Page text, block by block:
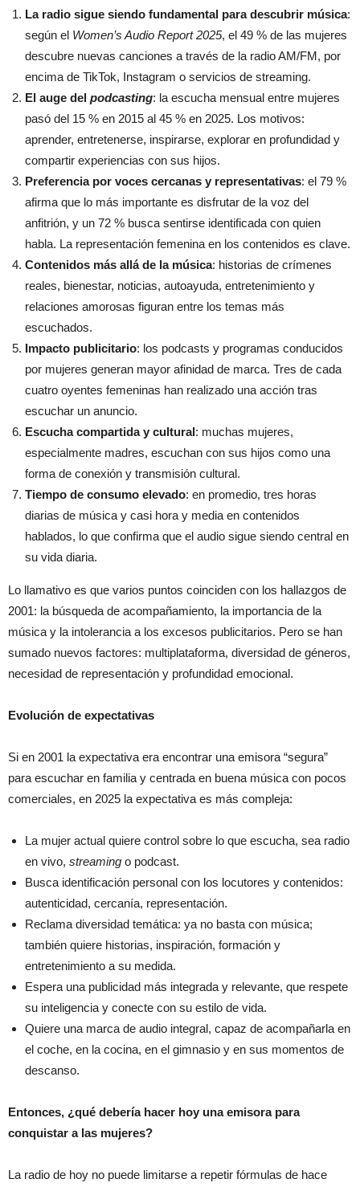
La radio sigue siendo fundamental para descubrir música:
según el Women’s Audio Report 2025, el 49 % de las mujeres
descubre nuevas canciones a través de la radio AM/FM, por
encima de TikTok, Instagram o servicios de streaming.
El auge del podcasting: la escucha mensual entre mujeres
pasó del 15 % en 2015 al 45 % en 2025. Los motivos:
aprender, entretenerse, inspirarse, explorar en profundidad y
compartir experiencias con sus hijos.
Preferencia por voces cercanas y representativas: el 79 %
afirma que lo más importante es disfrutar de la voz del
anfitrión, y un 72 % busca sentirse identificada con quien
habla. La representación femenina en los contenidos es clave.
Contenidos más allá de la música: historias de crímenes
reales, bienestar, noticias, autoayuda, entretenimiento y
relaciones amorosas figuran entre los temas más
escuchados.
Impacto publicitario: los podcasts y programas conducidos
por mujeres generan mayor afinidad de marca. Tres de cada
cuatro oyentes femeninas han realizado una acción tras
escuchar un anuncio.
Escucha compartida y cultural: muchas mujeres,
especialmente madres, escuchan con sus hijos como una
forma de conexión y transmisión cultural.
Tiempo de consumo elevado: en promedio, tres horas
diarias de música y casi hora y media en contenidos
hablados, lo que confirma que el audio sigue siendo central en
su vida diaria.
Lo llamativo es que varios puntos coinciden con los hallazgos de
2001: la búsqueda de acompañamiento, la importancia de la
música y la intolerancia a los excesos publicitarios. Pero se han
sumado nuevos factores: multiplataforma, diversidad de géneros,
necesidad de representación y profundidad emocional.
Evolución de expectativas
Si en 2001 la expectativa era encontrar una emisora “segura”
para escuchar en familia y centrada en buena música con pocos
comerciales, en 2025 la expectativa es más compleja:
La mujer actual quiere control sobre lo que escucha, sea radio
en vivo, streaming o podcast.
Busca identificación personal con los locutores y contenidos:
autenticidad, cercanía, representación.
Reclama diversidad temática: ya no basta con música;
también quiere historias, inspiración, formación y
entretenimiento a su medida.
Espera una publicidad más integrada y relevante, que respete
su inteligencia y conecte con su estilo de vida.
Quiere una marca de audio integral, capaz de acompañarla en
el coche, en la cocina, en el gimnasio y en sus momentos de
descanso.
Entonces, ¿qué debería hacer hoy una emisora para
conquistar a las mujeres?
La radio de hoy no puede limitarse a repetir fórmulas de hace